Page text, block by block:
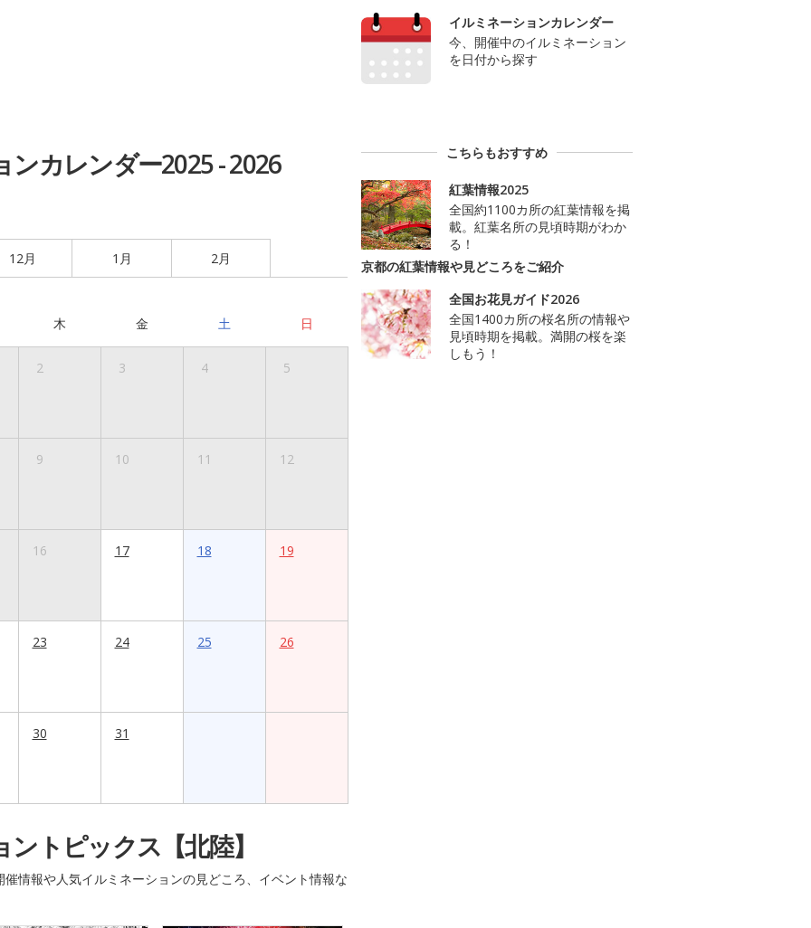
カレンダー2025 - 2026
12月 1月 2月
木 金 土 日
2 3 4 5
9 10 11 12
16 17 18 19
23 24 25 26
30 31
トピックス【北陸】
情報や人気イルミネーションの見どころ、イベント情報な
イルミネーションカレンダー
今、開催中のイルミネーション
を日付から探す
こちらもおすすめ
紅葉情報2025
全国約1100カ所の紅葉情報を掲
載。紅葉名所の見頃時期がわか
る！
京都の紅葉情報や見どころをご紹介
全国お花見ガイド2026
全国1400カ所の桜名所の情報や
見頃時期を掲載。満開の桜を楽
しもう！